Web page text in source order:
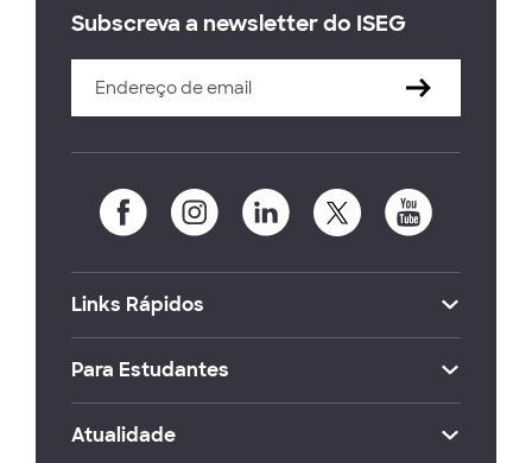
Subscreva a newsletter do ISEG
Links Rápidos
Para Estudantes
Atualidade